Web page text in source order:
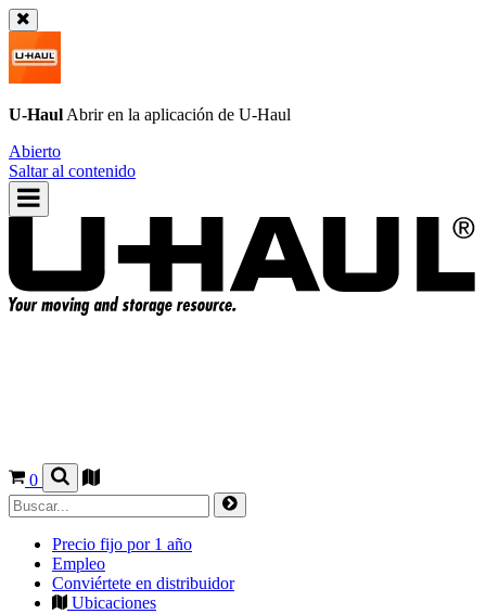
U-Haul Abrir en la aplicación de U-Haul
Abierto
Saltar al contenido
0
Precio fijo por 1 año
Empleo
Conviértete en distribuidor
Ubicaciones